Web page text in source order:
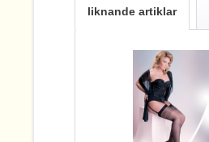
liknande artiklar